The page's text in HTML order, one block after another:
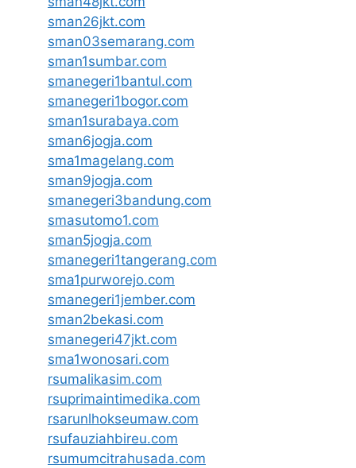
sman26jkt.com
sman03semarang.com
sman1sumbar.com
smanegeri1bantul.com
smanegeri1bogor.com
sman1surabaya.com
sman6jogja.com
sma1magelang.com
sman9jogja.com
smanegeri3bandung.com
smasutomo1.com
sman5jogja.com
smanegeri1tangerang.com
sma1purworejo.com
smanegeri1jember.com
sman2bekasi.com
smanegeri47jkt.com
sma1wonosari.com
rsumalikasim.com
rsuprimaintimedika.com
rsarunlhokseumaw.com
rsufauziahbireu.com
rsumumcitrahusada.com